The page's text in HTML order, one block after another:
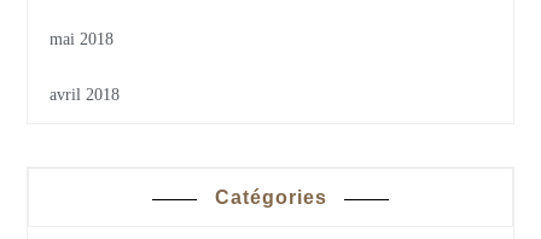
mai 2018
avril 2018
Catégories